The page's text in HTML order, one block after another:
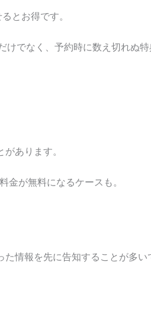
とお得です。
でなく、予約時に数え切れぬ特
あります。
金が無料になるケースも。
情報を先に告知することが多い